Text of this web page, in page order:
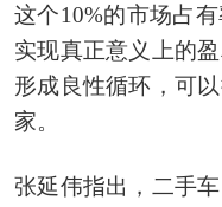
这个10%的市场占
实现真正意义上的
形成良性循环，可
家。
张延伟指出，二手